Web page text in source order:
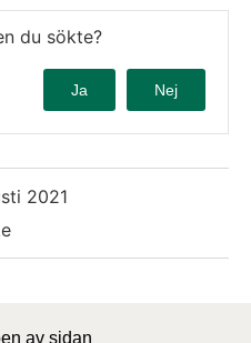
du sökte?
Ja Nej
2021
av sidan